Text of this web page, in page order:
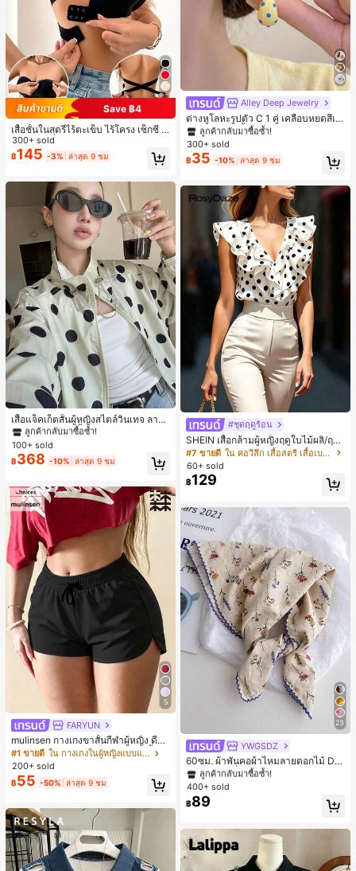
Save ฿4
เสื้อชั้นในสตรีไร้ตะเข็บ ไร้โครง เซ็กซี่ ด้
านข้างไม่ลื่น แผ่นรองถอดได้ ลายไขว้ห
ลัง ไร้สาย สบายตลอดวัน
300+ sold
฿145 -3% ล่าสุด 9 ชม
เสื้อแจ็คเก็ตสั้นผู้หญิงสไตล์วินเทจ ลายจุ
ดขนาดใหญ่ คอตั้ง เอวเข้ารูป แขนพอง
ทรงหลวม แฟชั่นอเนกประสงค์ สำหรับใ
ส่ประจำวันและไปเที่ยวพักผ่อน
#1 ขายดี
ใน กระเป๋า เสื้อคลุมลำลอง
ลูกค้ากลับมาซื้อซ้ำ!
#1 ขายดี ใน กระเป๋า เสื้อคลุมลำลอง
ลูกค้ากลับมาซื้อซ้ำ!
#1 ขายดี ใน กระเป๋า เสื้อคลุมลำลอง
ลูกค้ากลับมาซื้อซ้ำ!
#1 ขายดี ใน กระเป๋า เสื้อคลุมลำลอง
100+ sold
฿368 -10% ล่าสุด 9 ชม
5
FARYUN
mulinsen กางเกงขาสั้นกีฬาผู้หญิง ดีไซ
น์ปลายเปิด เอวยืดหยุ่น กางเกงขาสั้น
ลำลองกีฬาฤดูร้อน ความยาว 3/4
#1 ขายดี
ใน กางเกงในผู้หญิงแบบแอคทีฟ
200+ sold
฿55 -50% ล่าสุด 9 ชม
Alley Deep Jewelry
ต่างหูโลหะรูปตัว C 1 คู่ เคลือบหยดสีเห
ลือง ลายจุดสีน้ำเงิน สไตล์ยุโรปและอเม
ริกัน แฟชั่นส่วนตัว หวานและสง่างาม
สำหรับผู้หญิงและเด็กหญิง สำหรับการเ
ดินทาง งานแต่งงาน ปาร์ตี้ วันเกิด ของ
#1 ขายดี ใน โบโฮ ต่างหูผู้หญิง
ลูกค้ากลับมาซื้อซ้ำ!
เกือบหมดแล้ว!
#1 ขายดี ใน โบโฮ ต่างหูผู้หญิง
ลูกค้ากลับมาซื้อซ้ำ!
เกือบหมดแล้ว!
#1 ขายดี ใน โบโฮ ต่างหูผู้หญิง
ลูกค้ากลับมาซื้อซ้ำ!
เกือบหมดแล้ว!
#1 ขายดี ใน โบโฮ ต่างหูผู้หญิง
เกือบหมดแล้ว!
300+ sold
฿35 -10% ล่าสุด 9 ชม
#ชุดฤดูร้อน
SHEIN เสื้อกล้ามผู้หญิงฤดูใบไม้ผลิ/ฤดูร้
อน ใหม่ สไตล์มินิมอลลำลองหรูหรา สีบ
ล็อก ลายจุด คอวี แพตช์เวิร์ก ชายระบา
ย แขนกุด ทรงเข้ารูป อเนกประสงค์, เสื้อ
ผู้หญิงฤดูใบไม้ผลิ/ฤดูร้อน, เสื้อหรูหราผู้
#7 ขายดี
ใน คอวีลึก เสื้อสตรี เสื้อเบลาส์ & Tee
60+ sold
฿129
23
YWGSDZ
60ซม. ผ้าพันคอผ้าไหมลายดอกไม้ Dit
sy สีเบจ, เครื่องประดับใหม่สำหรับผู้หญิ
งฤดูใบไม้ผลิ/ฤดูใบไม้ร่วง, ผ้าพันคอผืน
บางอเนกประสงค์หรูหรา
#1 ขายดี
ลูกค้ากลับมาซื้อซ้ำ!
#1 ขายดี
ลูกค้ากลับมาซื้อซ้ำ!
#1 ขายดี
ลูกค้ากลับมาซื้อซ้ำ!
#1 ขายดี
ใน ดอกไม้ ผ้าพันคอและผ้าพันคอผู้หญิง
400+ sold
฿89